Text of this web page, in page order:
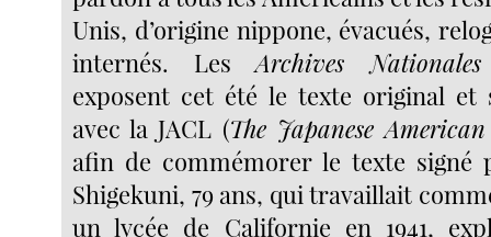
Unis, d’origine nippone, évacués,
internés. LesArchives Nationales
exposent cet été le texte original et
avec la JACL (The Japanese
afin de commémorer le texte signé
Shigekuni, 79 ans, qui travaillait
un lycée de Californie en 1941,